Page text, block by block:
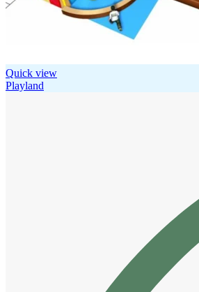
Quick view
Playland